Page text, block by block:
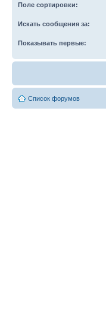
Поле сортировки:
Искать сообщения за:
Показывать первые:
Список форумов